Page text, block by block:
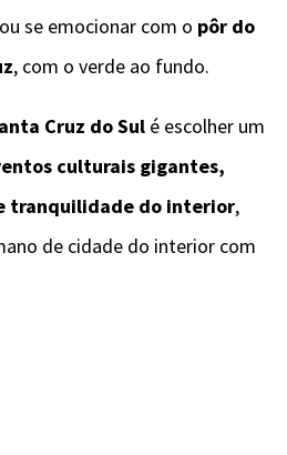
se emocionar com o pôr do
, com o verde ao fundo.
Cruz do Sul é escolher um
culturais gigantes,
tranquilidade do interior,
de cidade do interior com